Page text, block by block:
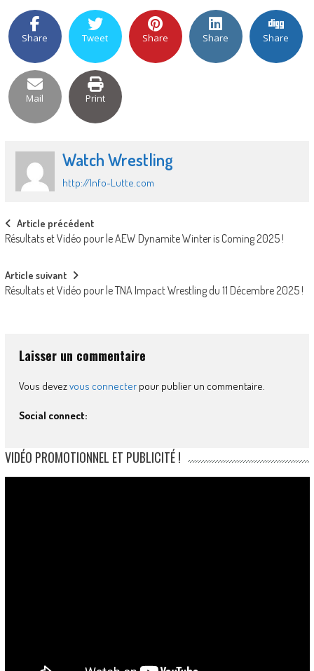
Share Tweet Share Share Share
Mail Print
Watch Wrestling
http://Info-Lutte.com
Post
navigation
Article précédent
Résultats et Vidéo pour le AEW Dynamite Winter is Coming 2025 !
Article suivant
Résultats et Vidéo pour le TNA Impact Wrestling du 11 Décembre 2025 !
Laisser un commentaire
Vous devezvous connecterpour publier un commentaire.
Social connect:
VIDÉO PROMOTIONNEL ET PUBLICITÉ !